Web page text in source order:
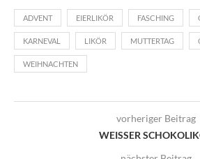
ADVENT EIERLIKÖR FASCHING
KARNEVAL LIKÖR MUTTERTAG
WEIHNACHTEN
vorheriger Beitrag
WEISSER